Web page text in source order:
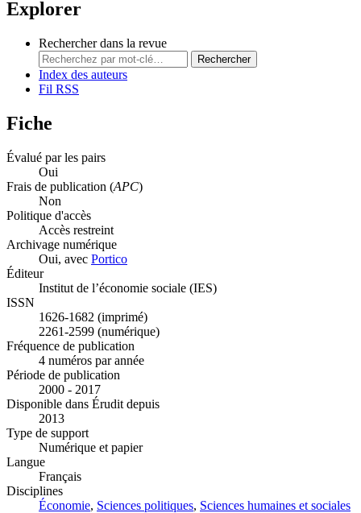
Explorer
Rechercher dans la revue
Rechercher
Index des auteurs
Fil RSS
Fiche
Évalué par les pairs
Oui
Frais de publication (APC)
Non
Politique d'accès
Accès restreint
Archivage numérique
Oui, avec Portico
Éditeur
Institut de l’économie sociale (IES)
ISSN
1626-1682 (imprimé)
2261-2599 (numérique)
Fréquence de publication
4 numéros par année
Période de publication
2000 - 2017
Disponible dans Érudit depuis
2013
Type de support
Numérique et papier
Langue
Français
Disciplines
Économie, Sciences politiques, Sciences humaines et sociales